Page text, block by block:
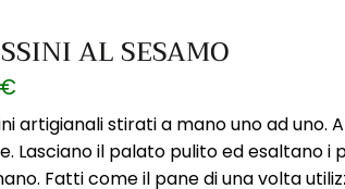
AL SESAMO
€
artigianali stirati a mano uno ad uno.
Lasciano il palato pulito ed esaltano i
Fatti come il pane di una volta